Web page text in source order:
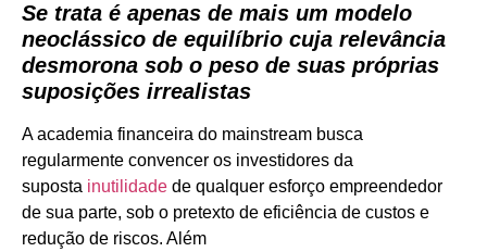
Se trata é apenas de mais um modelo
neoclássico de equilíbrio cuja relevância
desmorona sob o peso de suas próprias
suposições irrealistas
A academia financeira do mainstream busca
regularmente convencer os investidores da
suposta inutilidade de qualquer esforço empreendedor
de sua parte, sob o pretexto de eficiência de custos e
redução de riscos. Além